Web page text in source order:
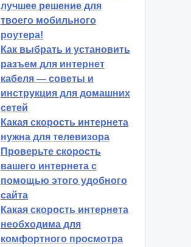
лучшее решение для
твоего мобильного
роутера!
Как выбрать и установить
разъем для интернет
кабеля — советы и
инструкция для домашних
сетей
Какая скорость интернета
нужна для телевизора
Проверьте скорость
вашего интернета с
помощью этого удобного
сайта
Какая скорость интернета
необходима для
комфортного просмотра